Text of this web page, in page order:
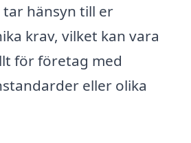
hänsyn till er
krav, vilket kan vara
för företag med
eller olika